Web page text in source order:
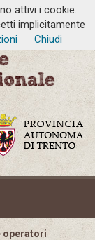
operatori
attivi i cookie.
implicitamente
Chiudi